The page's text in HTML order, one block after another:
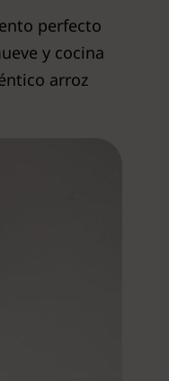
perfecto
y cocina
arroz